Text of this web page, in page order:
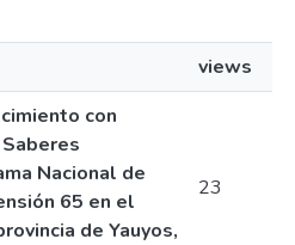
views
con
Nacional de
65 en el
de Yauyos,
23